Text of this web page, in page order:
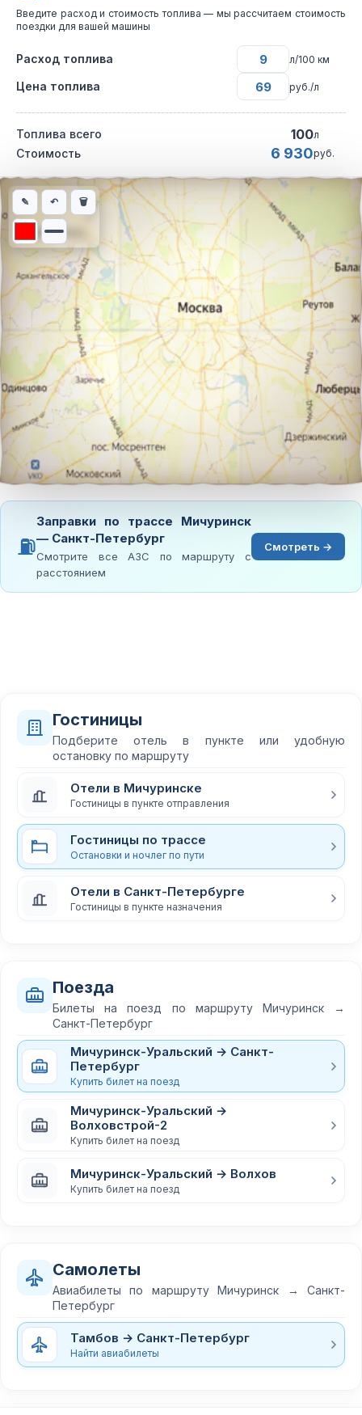
Введите расход и стоимость топлива — мы рассчитаем стоимость
поездки для вашей машины
Расход топлива л/100 км
Цена топлива руб./л
Топлива всего 100л
Стоимость 6 930руб.
Интерактивная карта автомобильного маршрута из города
✎ ↶ 🗑
⛽
Заправки по трассе Мичуринск
— Санкт-Петербург
Смотрите все АЗС по маршруту с
расстоянием
Смотреть →
Гостиницы
Подберите отель в пункте или удобную
остановку по маршруту
Отели в Мичуринске
Гостиницы в пункте отправления
Гостиницы по трассе
Остановки и ночлег по пути
Отели в Санкт-Петербурге
Гостиницы в пункте назначения
Поезда
Билеты на поезд по маршруту Мичуринск →
Санкт-Петербург
Мичуринск-Уральский → Санкт-
Петербург
Купить билет на поезд
Мичуринск-Уральский →
Волховстрой-2
Купить билет на поезд
Мичуринск-Уральский → Волхов
Купить билет на поезд
Самолеты
Авиабилеты по маршруту Мичуринск → Санкт-
Петербург
Тамбов → Санкт-Петербург
Найти авиабилеты